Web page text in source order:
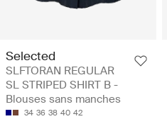
Selected
SLFTORAN REGULAR
SL STRIPED SHIRT B -
Blouses sans manches
34 36 38 40 42